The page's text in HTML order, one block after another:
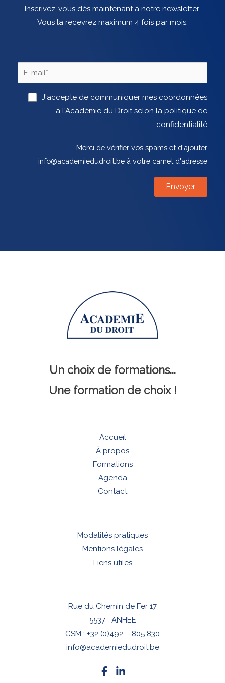
Inscrivez-vous dès maintenant à notre newsletter.
Vous la recevrez maximum 4 fois par mois.
J'accepte de communiquer mes coordonnées
à l'Académie du Droit selon la politique de
confidentialité
Merci de vérifier vos spams et d'ajouter
info@academiedudroit.be à votre carnet d'adresse
Un choix de formations...
Une formation de choix !
Accueil
À propos
Formations
Agenda
Contact
Modalités pratiques
Mentions légales
Liens utiles
Rue du Chemin de Fer 17
5537 ANHEE
GSM : +32 (0)492 – 805 830
info@academiedudroit.be